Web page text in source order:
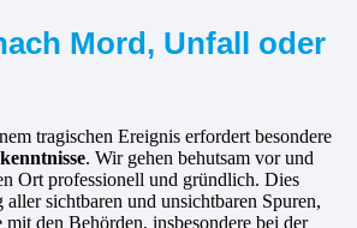
Mord, Unfall oder
tragischen Ereignis erfordert besondere
. Wir gehen behutsam vor und
Ort professionell und gründlich. Dies
sichtbaren und unsichtbaren Spuren,
den Behörden, insbesondere bei der